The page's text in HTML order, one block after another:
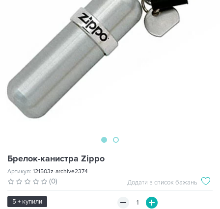
Брелок-канистра Zippo
Артикул: 121503z-archive2374
(0) Додати в список бажань
5 + купили